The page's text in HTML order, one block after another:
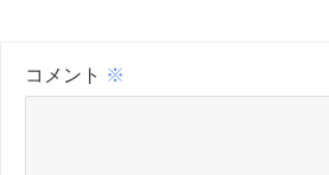
コメント ※